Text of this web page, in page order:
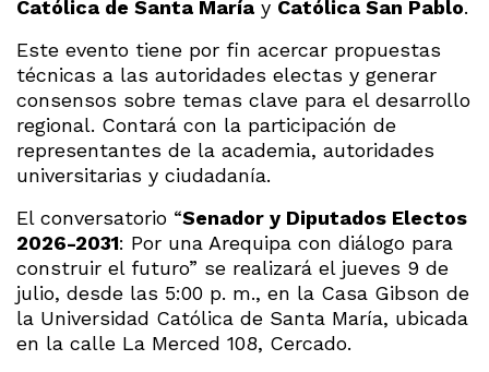
Católica de Santa María y Católica San Pablo.
Este evento tiene por fin acercar propuestas
técnicas a las autoridades electas y generar
consensos sobre temas clave para el desarrollo
regional. Contará con la participación de
representantes de la academia, autoridades
universitarias y ciudadanía.
El conversatorio “Senador y Diputados Electos
2026-2031: Por una Arequipa con diálogo para
construir el futuro” se realizará el jueves 9 de
julio, desde las 5:00 p. m., en la Casa Gibson de
la Universidad Católica de Santa María, ubicada
en la calle La Merced 108, Cercado.